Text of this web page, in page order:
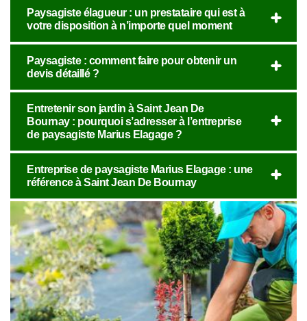
Paysagiste élagueur : un prestataire qui est à
votre disposition à n’importe quel moment
Paysagiste : comment faire pour obtenir un
devis détaillé ?
Entretenir son jardin à Saint Jean De
Bournay : pourquoi s’adresser à l’entreprise
de paysagiste Marius Elagage ?
Entreprise de paysagiste Marius Elagage : une
référence à Saint Jean De Bournay